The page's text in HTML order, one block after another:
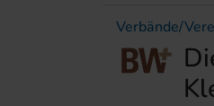
Verbände/